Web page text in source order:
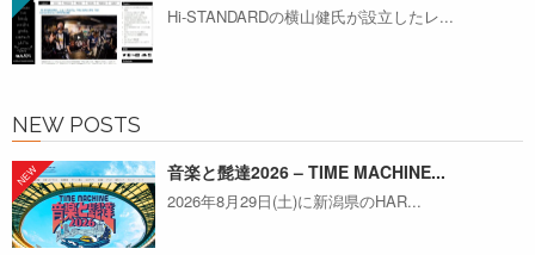
Hi-STANDARDの横山健氏が設立したレ...
NEW POSTS
音楽と髭達2026 – TIME MACHINE...
2026年8月29日(土)に新潟県のHAR...